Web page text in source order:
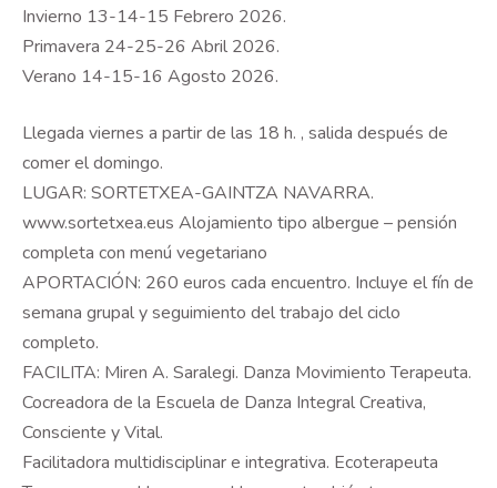
Invierno 13-14-15 Febrero 2026.
Primavera 24-25-26 Abril 2026.
Verano 14-15-16 Agosto 2026.
Llegada viernes a partir de las 18 h. , salida después de
comer el domingo.
LUGAR: SORTETXEA-GAINTZA NAVARRA.
www.sortetxea.eus Alojamiento tipo albergue – pensión
completa con menú vegetariano
APORTACIÓN: 260 euros cada encuentro. Incluye el fín de
semana grupal y seguimiento del trabajo del ciclo
completo.
FACILITA: Miren A. Saralegi. Danza Movimiento Terapeuta.
Cocreadora de la Escuela de Danza Integral Creativa,
Consciente y Vital.
Facilitadora multidisciplinar e integrativa. Ecoterapeuta